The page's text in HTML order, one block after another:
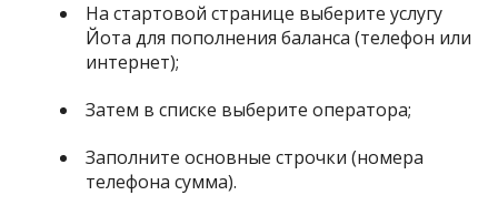
На стартовой странице выберите услугу
Йота для пополнения баланса (телефон или
интернет);
Затем в списке выберите оператора;
Заполните основные строчки (номера
телефона сумма).